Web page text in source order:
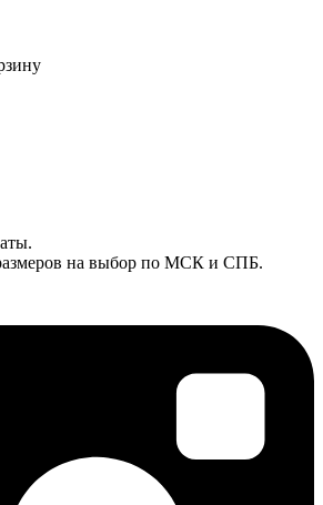
на выбор по МСК и СПБ.